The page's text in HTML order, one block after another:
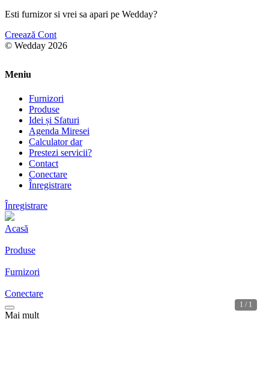
1 / 1
Esti furnizor si vrei sa apari pe Wedday?
Creează Cont
© Wedday 2026
Meniu
Furnizori
Produse
Idei și Sfaturi
Agenda Miresei
Calculator dar
Prestezi servicii?
Contact
Conectare
Înregistrare
Înregistrare
Acasă
Produse
Furnizori
Conectare
Mai mult